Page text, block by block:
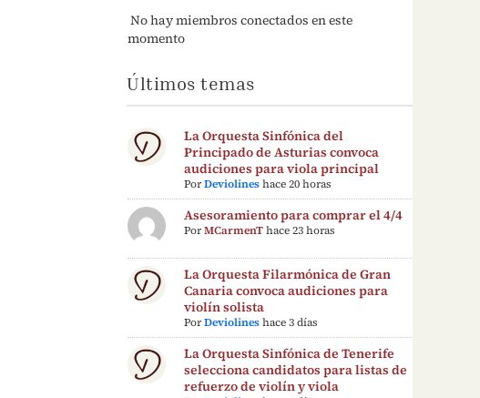
No hay miembros conectados en este
momento
Últimos temas
La Orquesta Sinfónica del
Principado de Asturias convoca
audiciones para viola principal
PorDeviolines hace 20 horas
Asesoramiento para comprar el 4/4
PorMCarmenT hace 23 horas
La Orquesta Filarmónica de Gran
Canaria convoca audiciones para
violín solista
PorDeviolines hace 3 días
La Orquesta Sinfónica de Tenerife
selecciona candidatos para listas de
refuerzo de violín y viola